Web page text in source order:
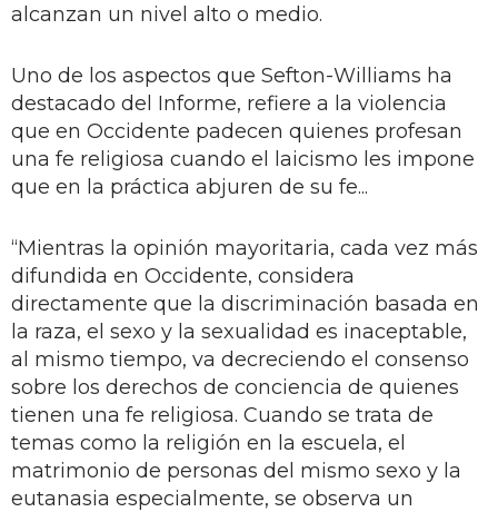
alcanzan un nivel alto o medio.
Uno de los aspectos que Sefton-Williams ha
destacado del Informe, refiere a la violencia
que en Occidente padecen quienes profesan
una fe religiosa cuando el laicismo les impone
que en la práctica abjuren de su fe...
“Mientras la opinión mayoritaria, cada vez más
difundida en Occidente, considera
directamente que la discriminación basada en
la raza, el sexo y la sexualidad es inaceptable,
al mismo tiempo, va decreciendo el consenso
sobre los derechos de conciencia de quienes
tienen una fe religiosa. Cuando se trata de
temas como la religión en la escuela, el
matrimonio de personas del mismo sexo y la
eutanasia especialmente, se observa un